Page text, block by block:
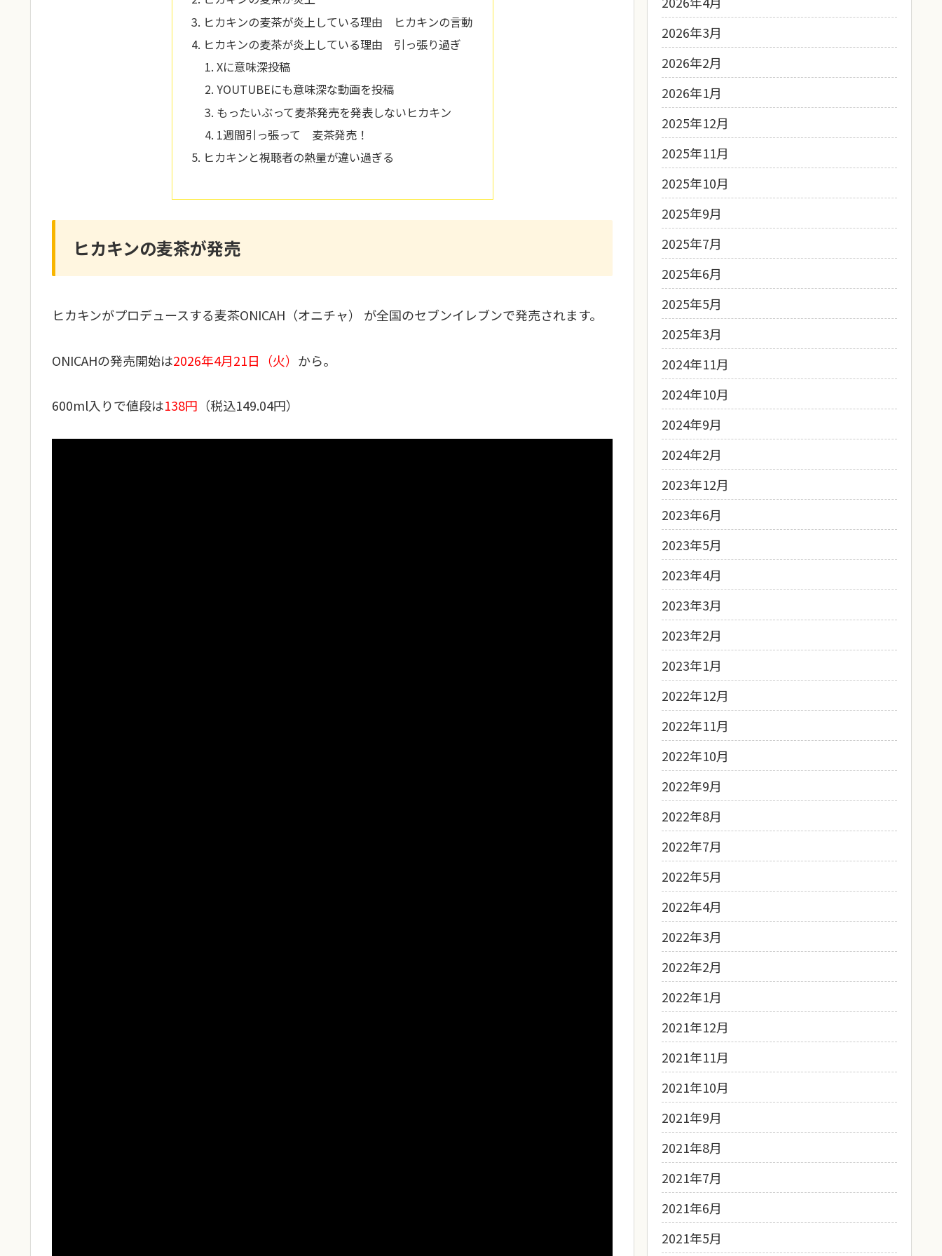
ヒカキンの麦茶が炎上している理由 ヒカキンの言動
ヒカキンの麦茶が炎上している理由 引っ張り過ぎ
Xに意味深投稿
YOUTUBEにも意味深な動画を投稿
もったいぶって麦茶発売を発表しないヒカキン
1週間引っ張って 麦茶発売！
ヒカキンと視聴者の熱量が違い過ぎる
ヒカキンの麦茶が発売
ヒカキンがプロデュースする麦茶ONICAH（オニチャ） が全国のセブンイレブンで発売されます。
ONICAHの発売開始は2026年4月21日（火） から。
600ml入りで値段は138円 （税込149.04円）
2026年3月
2026年2月
2026年1月
2025年12月
2025年11月
2025年10月
2025年9月
2025年7月
2025年6月
2025年5月
2025年3月
2024年11月
2024年10月
2024年9月
2024年2月
2023年12月
2023年6月
2023年5月
2023年4月
2023年3月
2023年2月
2023年1月
2022年12月
2022年11月
2022年10月
2022年9月
2022年8月
2022年7月
2022年5月
2022年4月
2022年3月
2022年2月
2022年1月
2021年12月
2021年11月
2021年10月
2021年9月
2021年8月
2021年7月
2021年6月
2021年5月